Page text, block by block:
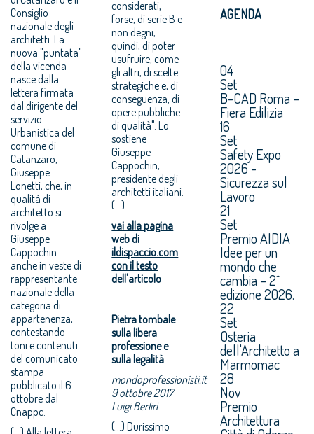
Consiglio
nazionale degli
architetti. La
nuova "puntata"
della vicenda
nasce dalla
lettera firmata
dal dirigente del
servizio
Urbanistica del
comune di
Catanzaro,
Giuseppe
Lonetti, che, in
qualità di
architetto si
rivolge a
Giuseppe
Cappochin
anche in veste di
rappresentante
nazionale della
categoria di
appartenenza,
contestando
toni e contenuti
del comunicato
stampa
pubblicato il 6
ottobre dal
Cnappc.
considerati,
forse, di serie B e
non degni,
quindi, di poter
usufruire, come
gli altri, di scelte
strategiche e, di
conseguenza, di
opere pubbliche
di qualità". Lo
sostiene
Giuseppe
Cappochin,
presidente degli
architetti italiani.
(...)
vai alla pagina
web di
ildispaccio.com
con il testo
dell'articolo
Pietra tombale
sulla libera
professione e
sulla legalità
mondoprofessionisti.it
9 ottobre 2017
Luigi Berliri
(...) Durissimo
AGENDA
04
Set
B-CAD Roma –
Fiera Edilizia
16
Set
Safety Expo
2026 -
Sicurezza sul
Lavoro
21
Set
Premio AIDIA
Idee per un
mondo che
cambia – 2^
edizione 2026.
22
Set
Osteria
dell'Architetto a
Marmomac
28
Nov
Premio
Architettura